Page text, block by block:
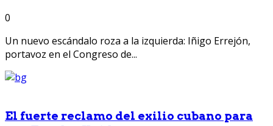
0
Un nuevo escándalo roza a la izquierda: Iñigo Errejón,
portavoz en el Congreso de...
El fuerte reclamo del exilio cubano para